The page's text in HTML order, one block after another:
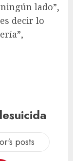
lado”,
decir lo
posts